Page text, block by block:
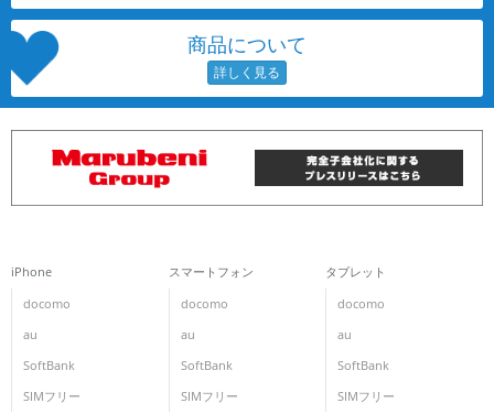
商品について
iPhone
docomo
au
SoftBank
SIMフリー
スマートフォン
docomo
au
SoftBank
SIMフリー
タブレット
docomo
au
SoftBank
SIMフリー